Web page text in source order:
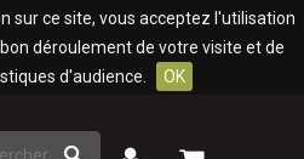
sur ce site, vous acceptez l'utilisation
déroulement de votre visite et de
d'audience.
OK
Rechercher
Mon